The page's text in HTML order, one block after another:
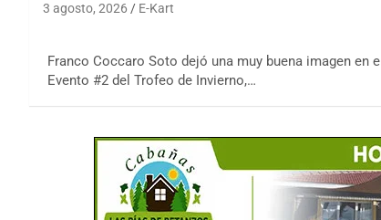
3 agosto, 2026 E-Kart
Franco Coccaro Soto dejó una muy buena imagen en el
Evento #2 del Trofeo de Invierno,…